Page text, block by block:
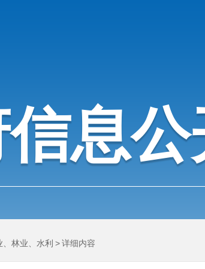
息公
、林业、水利 >详细内容